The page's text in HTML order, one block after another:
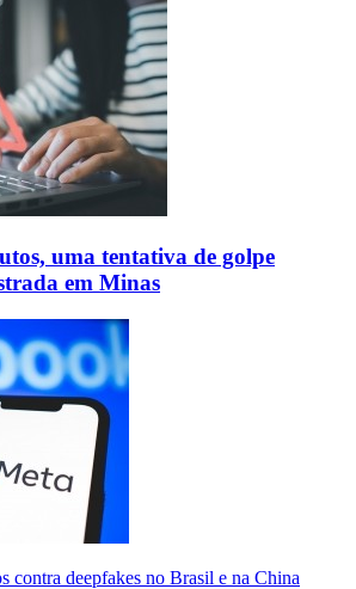
uma tentativa de golpe
em Minas
contra deepfakes no Brasil e na China